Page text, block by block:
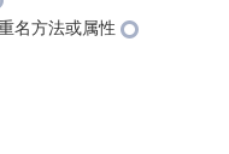
名方法或属性